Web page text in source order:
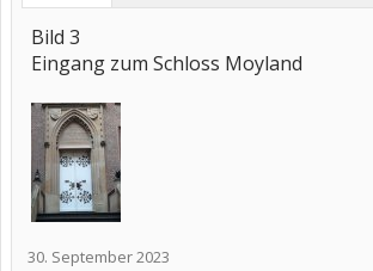
Bild 3
Eingang zum Schloss Moyland
30. September 2023